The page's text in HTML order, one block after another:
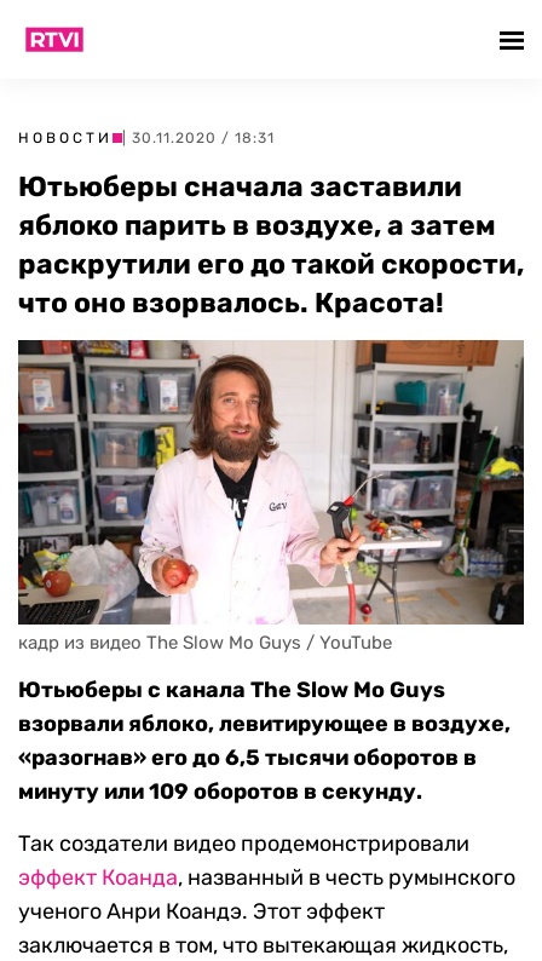
НОВОСТИ | 30.11.2020 / 18:31
Ютьюберы сначала заставили
яблоко парить в воздухе, а затем
раскрутили его до такой скорости,
что оно взорвалось. Красота!
кадр из видео The Slow Mo Guys / YouTube
Ютьюберы с канала The Slow Mo Guys
взорвали яблоко, левитирующее в воздухе,
«разогнав» его до 6,5 тысячи оборотов в
минуту или 109 оборотов в секунду.
Так создатели видео продемонстрировали
эффект Коанда, названный в честь румынского
ученого Анри Коандэ. Этот эффект
заключается в том, что вытекающая жидкость,